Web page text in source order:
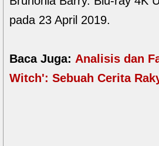
pada 23 April 2019.
Baca Juga: Analisis dan
Witch': Sebuah Cerita